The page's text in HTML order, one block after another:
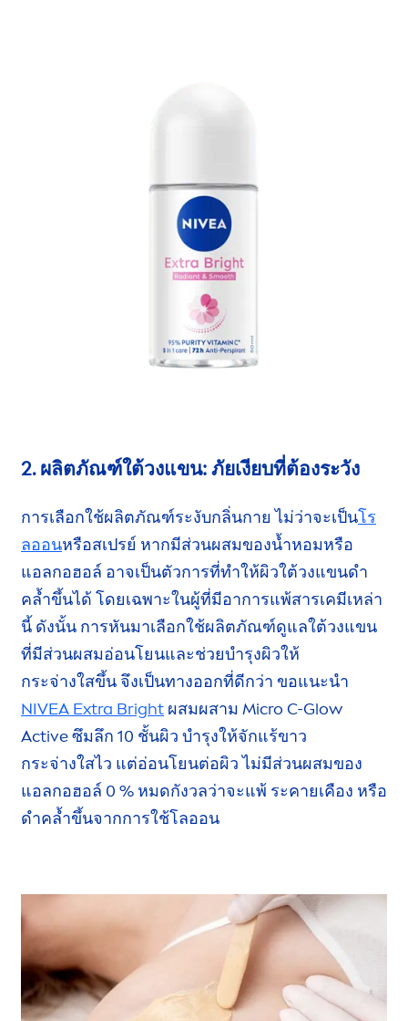
2. ผลิตภัณฑ์ใต้วงแขน: ภัยเงียบที่ต้องระวัง
การเลือกใช้ผลิตภัณฑ์ระงับกลิ่นกาย ไม่ว่าจะเป็นโร
ลออนหรือสเปรย์ หากมีส่วนผสมของน้ำหอมหรือ
แอลกอฮอล์ อาจเป็นตัวการที่ทำให้ผิวใต้วงแขนดำ
คล้ำขึ้นได้ โดยเฉพาะในผู้ที่มีอาการแพ้สารเคมีเหล่า
นี้ ดังนั้น การหันมาเลือกใช้ผลิตภัณฑ์ดูแลใต้วงแขน
ที่มีส่วนผสมอ่อนโยนและช่วยบำรุงผิวให้
กระจ่างใสขึ้น จึงเป็นทางออกที่ดีกว่า ขอแนะนำ
NIVEA Extra Bright ผสมผสาม Micro C-Glow
Activeซึมลึก 10 ชั้นผิว บำรุงให้จักแร้ขาว
กระจ่างใสไว แต่อ่อนโยนต่อผิว ไม่มีส่วนผสมของ
แอลกอฮอล์ 0 % หมดกังวลว่าจะแพ้ ระคายเคือง หรือ
ดำคล้ำขึ้นจากการใช้โลออน